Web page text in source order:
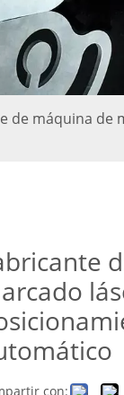
de máquina de
con: